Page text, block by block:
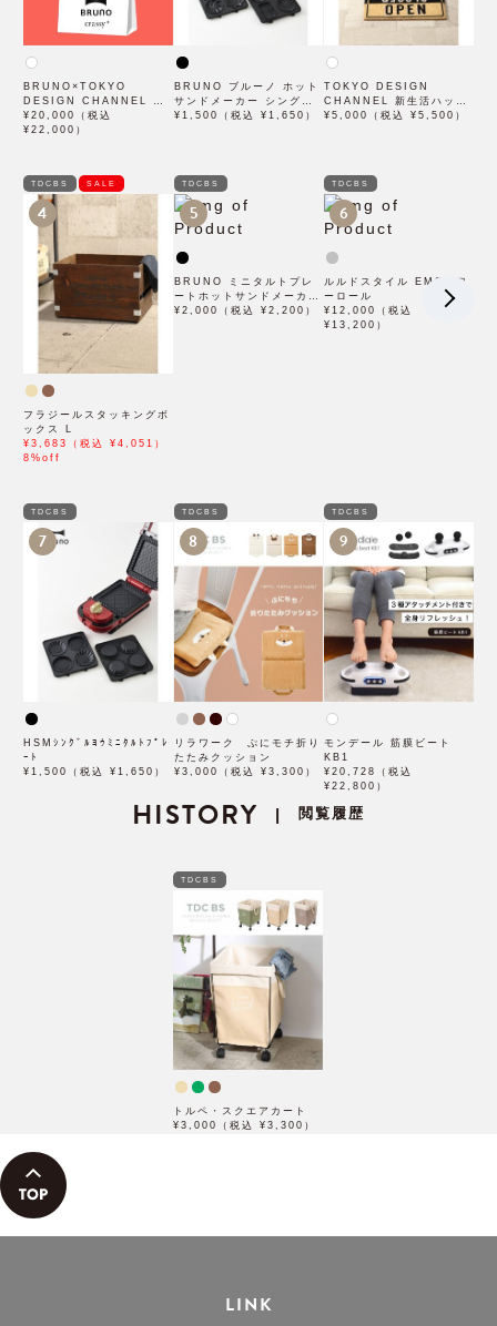
BRUNO×TOKYO
DESIGN CHANNEL オ
リジナルハッピーBOX B
¥20,000（税込
¥22,000）
BRUNO ブルーノ ホット
サンドメーカー シングル
用プチガトープレート
¥1,500（税込 ¥1,650）
TOKYO DESIGN
CHANNEL 新生活ハッピ
ーバッグ A
¥5,000（税込 ¥5,500）
TDCBS SALE
4
フラジールスタッキングボ
ックス L
¥3,683（税込 ¥4,051）
8%off
TDCBS
5
BRUNO ミニタルトプレ
ートホットサンドメーカー
ダブル用
¥2,000（税込 ¥2,200）
TDCBS
6
ルルドスタイル EMSパワ
ーロール
¥12,000（税込
¥13,200）
TDCBS
7
HSMｼﾝｸﾞﾙﾖｳﾐﾆﾀﾙﾄﾌﾟﾚ
ｰﾄ
¥1,500（税込 ¥1,650）
TDCBS
8
リラワーク ぷにモチ折り
たたみクッション
¥3,000（税込 ¥3,300）
TDCBS
9
モンデール 筋膜ビート
KB1
¥20,728（税込
¥22,800）
HISTORY | 閲覧履歴
TDCBS
トルペ・スクエアカート
¥3,000（税込 ¥3,300）
LINK